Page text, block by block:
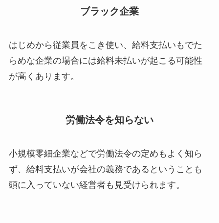
ブラック企業
はじめから従業員をこき使い、給料支払いもでた
らめな企業の場合には給料未払いが起こる可能性
が高くあります。
労働法令を知らない
小規模零細企業などで労働法令の定めもよく知ら
ず、給料支払いが会社の義務であるということも
頭に入っていない経営者も見受けられます。